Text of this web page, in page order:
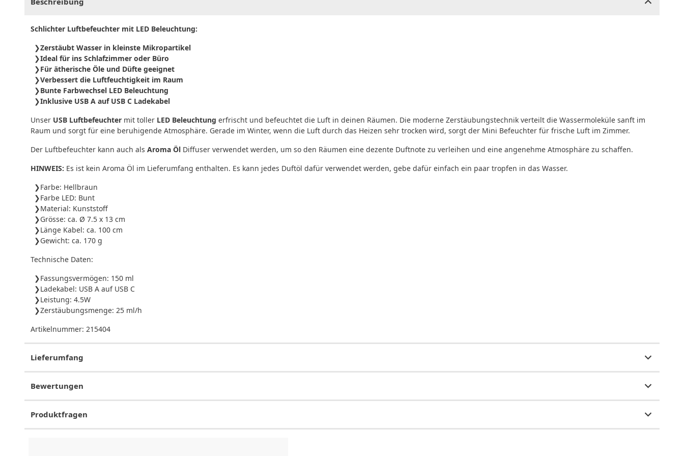
Schlichter Luftbefeuchter mit LED Beleuchtung:
Zerstäubt Wasser in kleinste Mikropartikel
Ideal für ins Schlafzimmer oder Büro
Für ätherische Öle und Düfte geeignet
Verbessert die Luftfeuchtigkeit im Raum
Bunte Farbwechsel LED Beleuchtung
Inklusive USB A auf USB C Ladekabel
Unser USB Luftbefeuchter mit toller LED Beleuchtung erfrischt und befeuchtet die Luft in deinen Räumen. Die moderne Zerstäubungstechnik verteilt die Wassermoleküle sanft im
Raum und sorgt für eine beruhigende Atmosphäre. Gerade im Winter, wenn die Luft durch das Heizen sehr trocken wird, sorgt der Mini Befeuchter für frische Luft im Zimmer.
Der Luftbefeuchter kann auch als Aroma Öl Diffuser verwendet werden, um so den Räumen eine dezente Duftnote zu verleihen und eine angenehme Atmosphäre zu schaffen.
HINWEIS: Es ist kein Aroma Öl im Lieferumfang enthalten. Es kann jedes Duftöl dafür verwendet werden, gebe dafür einfach ein paar tropfen in das Wasser.
Farbe: Hellbraun
Farbe LED: Bunt
Material: Kunststoff
Grösse: ca. Ø 7.5 x 13 cm
Länge Kabel: ca. 100 cm
Gewicht: ca. 170 g
Technische Daten:
Fassungsvermögen: 150 ml
Ladekabel: USB A auf USB C
Leistung: 4.5W
Zerstäubungsmenge: 25 ml/h
Artikelnummer: 215404
Lieferumfang
Bewertungen
Produktfragen